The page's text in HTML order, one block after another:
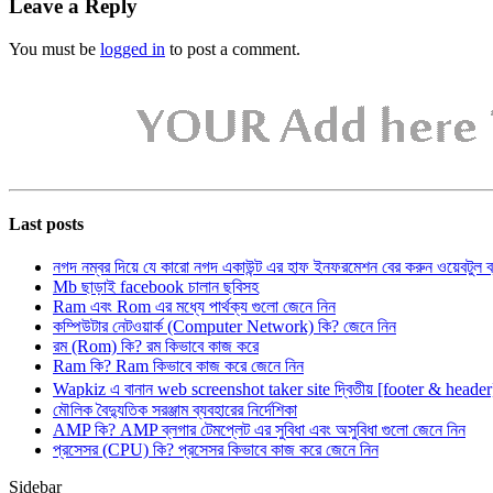
Leave a Reply
You must be logged in to post a comment.
Last posts
নগদ নম্বর দিয়ে যে কারো নগদ একাউন্ট এর হাফ ইনফরমেশন বের করুন ওয়েবটুল
Mb ছাড়াই facebook চালান ছবিসহ
Ram এবং Rom এর মধ্যে পার্থক্য গুলো জেনে নিন
কম্পিউটার নেটওয়ার্ক (Computer Network) কি? জেনে নিন
রম (Rom) কি? রম কিভাবে কাজ করে
Ram কি? Ram কিভাবে কাজ করে জেনে নিন
Wapkiz এ বানান web screenshot taker site দ্বিতীয় [footer &
মৌলিক বৈদ্যুতিক সরঞ্জাম ব্যবহারের নির্দেশিকা
AMP কি? AMP ব্লগার টেমপ্লেট এর সুবিধা এবং অসুবিধা গুলো জেনে নিন
প্রসেসর (CPU) কি? প্রসেসর কিভাবে কাজ করে জেনে নিন
Sidebar